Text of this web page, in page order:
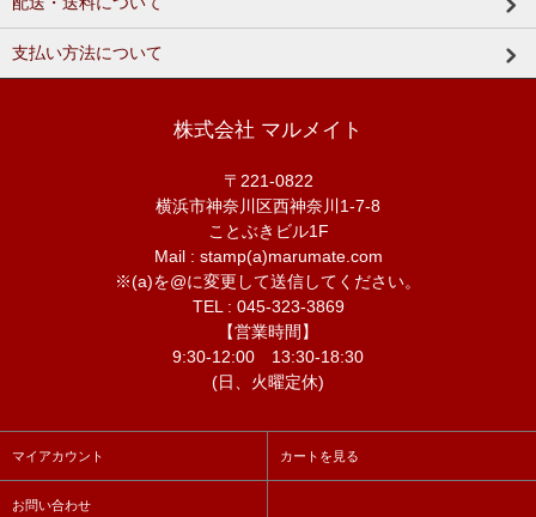
支払い方法について
株式会社 マルメイト
〒221-0822
横浜市神奈川区西神奈川1-7-8
ことぶきビル1F
Mail : stamp(a)marumate.com
※(a)を@に変更して送信してください。
TEL : 045-323-3869
【営業時間】
9:30-12:00 13:30-18:30
(日、火曜定休)
マイアカウント カートを見る
お問い合わせ